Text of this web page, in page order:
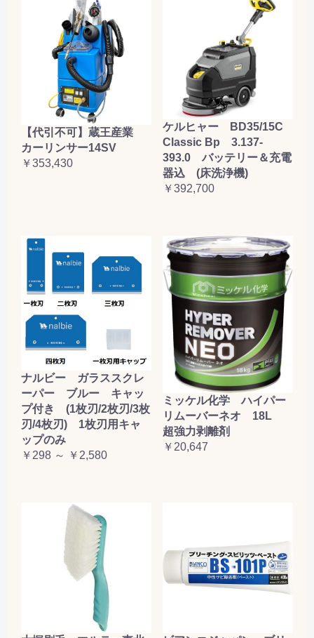
【代引不可】蔵王産業
カーリンサー14SV
￥353,430
ケルヒャー BD35/15C
Classic Bp 3.137-
393.0 バッテリー＆充電
器込 (床洗浄機)
￥392,700
ナルビー ガラススクレ
ーパー ブルー キャッ
プ付き (1枚刃/2枚刃/3枚
刃/4枚刃) 1枚刃用キャ
ップのみ
￥298 ～ ￥2,580
ミッケル化学 ハイパー
リムーバーネオ 18L
超強力剥離剤
￥20,647